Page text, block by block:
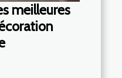
meilleures